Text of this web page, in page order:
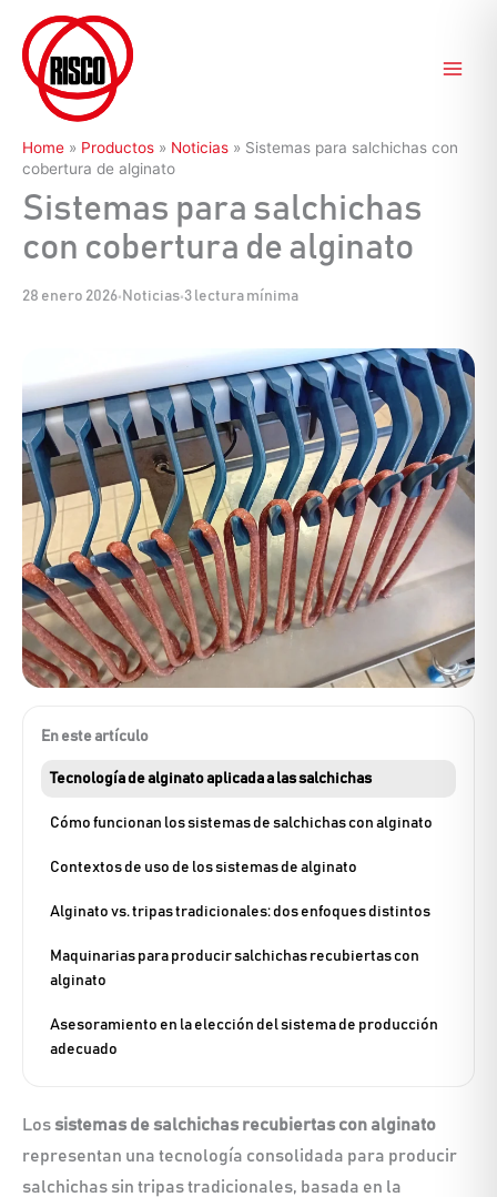
contenido
Home » Productos » Noticias » Sistemas para salchichas con
cobertura de alginato
Sistemas para salchichas
con cobertura de alginato
28 enero 2026• Noticias•3 lectura mínima
En este artículo
Tecnología de alginato aplicada a las salchichas
Cómo funcionan los sistemas de salchichas con alginato
Contextos de uso de los sistemas de alginato
Alginato vs. tripas tradicionales: dos enfoques distintos
Maquinarias para producir salchichas recubiertas con
alginato
Asesoramiento en la elección del sistema de producción
adecuado
Lossistemas de salchichas recubiertas con alginato
representan una tecnología consolidada para producir
salchichas sin tripas tradicionales, basada en la